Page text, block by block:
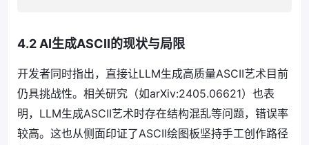
4.2 AI生成ASCII的现状与局限
开发者同时指出，直接让LLM生成高质量ASCII艺术目前
仍具挑战性。相关研究（如arXiv:2405.06621）也表
明，LLM生成ASCII艺术时存在结构混乱等问题，错误率
较高。这也从侧面印证了ASCII绘图板坚持手工创作路径